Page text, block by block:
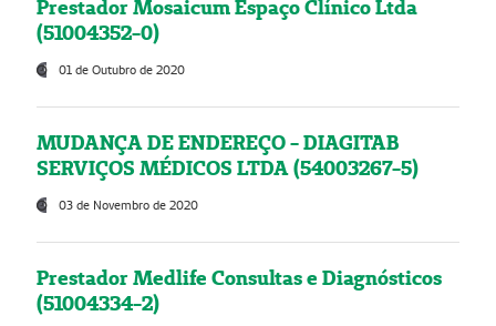
Prestador Mosaicum Espaço Clínico Ltda
(51004352-0)
01 de Outubro de 2020
MUDANÇA DE ENDEREÇO - DIAGITAB
SERVIÇOS MÉDICOS LTDA (54003267-5)
03 de Novembro de 2020
Prestador Medlife Consultas e Diagnósticos
(51004334-2)